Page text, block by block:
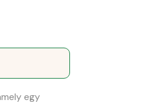
egy